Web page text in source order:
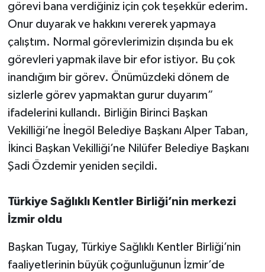
görevi bana verdiğiniz için çok teşekkür ederim.
Onur duyarak ve hakkını vererek yapmaya
çalıştım. Normal görevlerimizin dışında bu ek
görevleri yapmak ilave bir efor istiyor. Bu çok
inandığım bir görev. Önümüzdeki dönem de
sizlerle görev yapmaktan gurur duyarım”
ifadelerini kullandı. Birliğin Birinci Başkan
Vekilliği’ne İnegöl Belediye Başkanı Alper Taban,
İkinci Başkan Vekilliği’ne Nilüfer Belediye Başkanı
Şadi Özdemir yeniden seçildi.
Türkiye Sağlıklı Kentler Birliği’nin merkezi
İzmir oldu
Başkan Tugay, Türkiye Sağlıklı Kentler Birliği’nin
faaliyetlerinin büyük çoğunluğunun İzmir’de